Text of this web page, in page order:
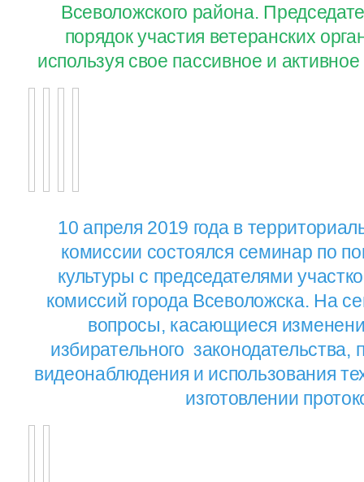
Всеволожского района.
порядок участия ветеранских
используя свое пассивное и
10 апреля 2019 года в
комиссии состоялся семинар по
культуры с председателями
комиссий города Всеволожска. На
вопросы, касающиеся
избирательного
видеонаблюдения и использования
изготовлении